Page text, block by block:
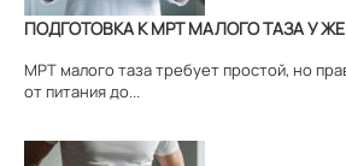
ПОДГОТОВКА К МРТ МАЛОГО ТАЗА У
МРТ малого таза требует простой, но
от питания до...